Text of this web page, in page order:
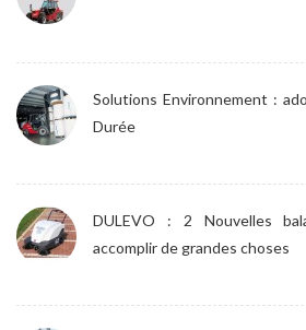
Solutions Environnement :
Durée
DULEVO : 2 Nouvelles
accomplir de grandes choses